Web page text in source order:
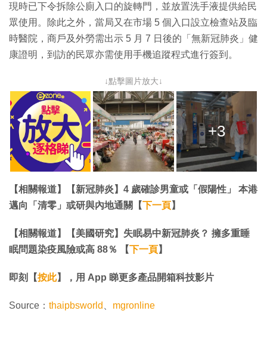
現時已下令拆除公廁入口的旋轉門，並放置洗手液提供給民
眾使用。除此之外，當局又在市場 5 個入口設立檢查站及臨
時醫院，商戶及外勞需出示 5 月 7 日後的「無新冠肺炎」健
康證明，到訪的民眾亦需使用手機追蹤程式進行簽到。
↓點擊圖片放大↓
+3
【相關報道】【新冠肺炎】4 歲確診男童或「假陽性」 本港
邁向「清零」或研與內地通關【下一頁】
【相關報道】【美國研究】失眠易中新冠肺炎？ 擁多重睡
眠問題染疫風險或高 88％ 【下一頁】
即刻【按此】，用 App 睇更多產品開箱科技影片
Source： thaipbsworld mgronline